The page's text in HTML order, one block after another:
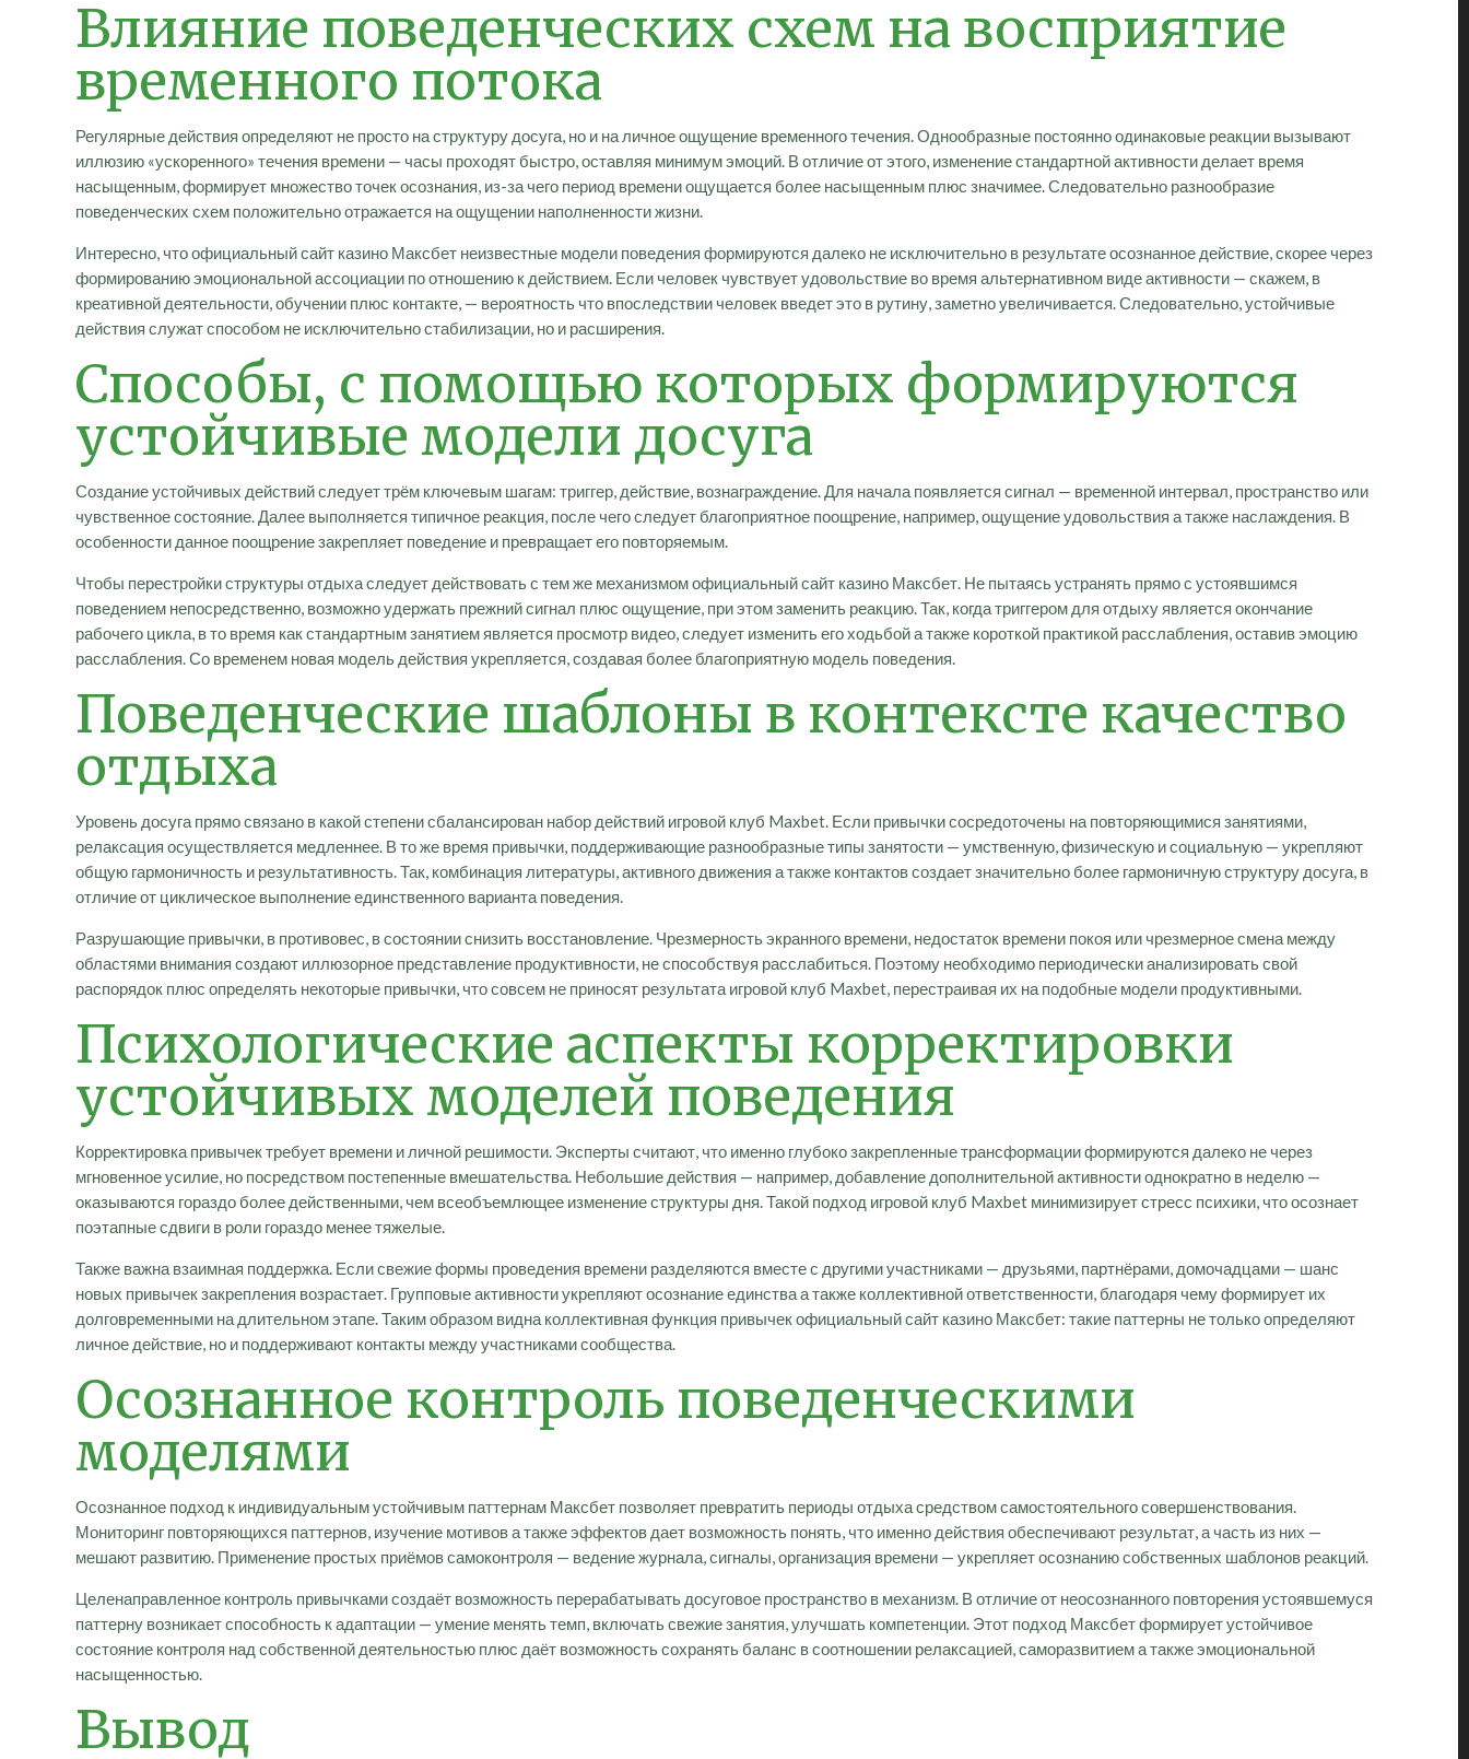
Влияние поведенческих схем на восприятие
временного потока
Регулярные действия определяют не просто на структуру досуга, но и на личное ощущение временного течения. Однообразные постоянно одинаковые реакции вызывают
иллюзию «ускоренного» течения времени — часы проходят быстро, оставляя минимум эмоций. В отличие от этого, изменение стандартной активности делает время
насыщенным, формирует множество точек осознания, из-за чего период времени ощущается более насыщенным плюс значимее. Следовательно разнообразие
поведенческих схем положительно отражается на ощущении наполненности жизни.
Интересно, что официальный сайт казино Максбет неизвестные модели поведения формируются далеко не исключительно в результате осознанное действие, скорее через
формированию эмоциональной ассоциации по отношению к действием. Если человек чувствует удовольствие во время альтернативном виде активности — скажем, в
креативной деятельности, обучении плюс контакте, — вероятность что впоследствии человек введет это в рутину, заметно увеличивается. Следовательно, устойчивые
действия служат способом не исключительно стабилизации, но и расширения.
Способы, с помощью которых формируются
устойчивые модели досуга
Создание устойчивых действий следует трём ключевым шагам: триггер, действие, вознаграждение. Для начала появляется сигнал — временной интервал, пространство или
чувственное состояние. Далее выполняется типичное реакция, после чего следует благоприятное поощрение, например, ощущение удовольствия а также наслаждения. В
особенности данное поощрение закрепляет поведение и превращает его повторяемым.
Чтобы перестройки структуры отдыха следует действовать с тем же механизмом официальный сайт казино Максбет. Не пытаясь устранять прямо с устоявшимся
поведением непосредственно, возможно удержать прежний сигнал плюс ощущение, при этом заменить реакцию. Так, когда триггером для отдыху является окончание
рабочего цикла, в то время как стандартным занятием является просмотр видео, следует изменить его ходьбой а также короткой практикой расслабления, оставив эмоцию
расслабления. Со временем новая модель действия укрепляется, создавая более благоприятную модель поведения.
Поведенческие шаблоны в контексте качество
отдыха
Уровень досуга прямо связано в какой степени сбалансирован набор действий игровой клуб Maxbet. Если привычки сосредоточены на повторяющимися занятиями,
релаксация осуществляется медленнее. В то же время привычки, поддерживающие разнообразные типы занятости — умственную, физическую и социальную — укрепляют
общую гармоничность и результативность. Так, комбинация литературы, активного движения а также контактов создает значительно более гармоничную структуру досуга, в
отличие от циклическое выполнение единственного варианта поведения.
Разрушающие привычки, в противовес, в состоянии снизить восстановление. Чрезмерность экранного времени, недостаток времени покоя или чрезмерное смена между
областями внимания создают иллюзорное представление продуктивности, не способствуя расслабиться. Поэтому необходимо периодически анализировать свой
распорядок плюс определять некоторые привычки, что совсем не приносят результата игровой клуб Maxbet, перестраивая их на подобные модели продуктивными.
Психологические аспекты корректировки
устойчивых моделей поведения
Корректировка привычек требует времени и личной решимости. Эксперты считают, что именно глубоко закрепленные трансформации формируются далеко не через
мгновенное усилие, но посредством постепенные вмешательства. Небольшие действия — например, добавление дополнительной активности однократно в неделю —
оказываются гораздо более действенными, чем всеобъемлющее изменение структуры дня. Такой подход игровой клуб Maxbet минимизирует стресс психики, что осознает
поэтапные сдвиги в роли гораздо менее тяжелые.
Также важна взаимная поддержка. Если свежие формы проведения времени разделяются вместе с другими участниками — друзьями, партнёрами, домочадцами — шанс
новых привычек закрепления возрастает. Групповые активности укрепляют осознание единства а также коллективной ответственности, благодаря чему формирует их
долговременными на длительном этапе. Таким образом видна коллективная функция привычек официальный сайт казино Максбет: такие паттерны не только определяют
личное действие, но и поддерживают контакты между участниками сообщества.
Осознанное контроль поведенческими
моделями
Осознанное подход к индивидуальным устойчивым паттернам Максбет позволяет превратить периоды отдыха средством самостоятельного совершенствования.
Мониторинг повторяющихся паттернов, изучение мотивов а также эффектов дает возможность понять, что именно действия обеспечивают результат, а часть из них —
мешают развитию. Применение простых приёмов самоконтроля — ведение журнала, сигналы, организация времени — укрепляет осознанию собственных шаблонов реакций.
Целенаправленное контроль привычками создаёт возможность перерабатывать досуговое пространство в механизм. В отличие от неосознанного повторения устоявшемуся
паттерну возникает способность к адаптации — умение менять темп, включать свежие занятия, улучшать компетенции. Этот подход Максбет формирует устойчивое
состояние контроля над собственной деятельностью плюс даёт возможность сохранять баланс в соотношении релаксацией, саморазвитием а также эмоциональной
насыщенностью.
Вывод